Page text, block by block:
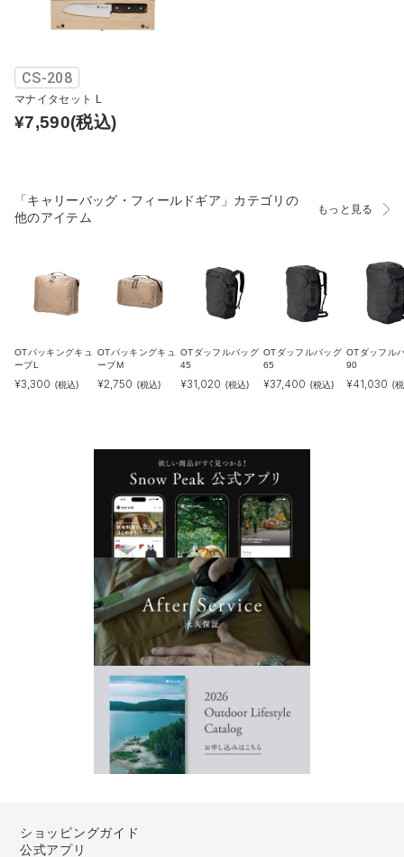
CS-208
マナイタセット L
¥7,590(税込)
「キャリーバッグ・フィールドギア」カテゴリの
他のアイテム
もっと見る
OTパッキングキュ
ーブL
¥3,300 (税込)
OTパッキングキュ
ーブM
¥2,750 (税込)
OTダッフルバッグ
45
¥31,020 (税込)
OTダッフルバッグ
65
¥37,400 (税込)
OTダッフル
90
¥41,030 (
ショッピングガイド
公式アプリ